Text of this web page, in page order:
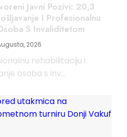
Javni Pozivi: 20,3
I Profesionalnu
S Invaliditetom
2026
rehabilitaciju i
osoba s inv...